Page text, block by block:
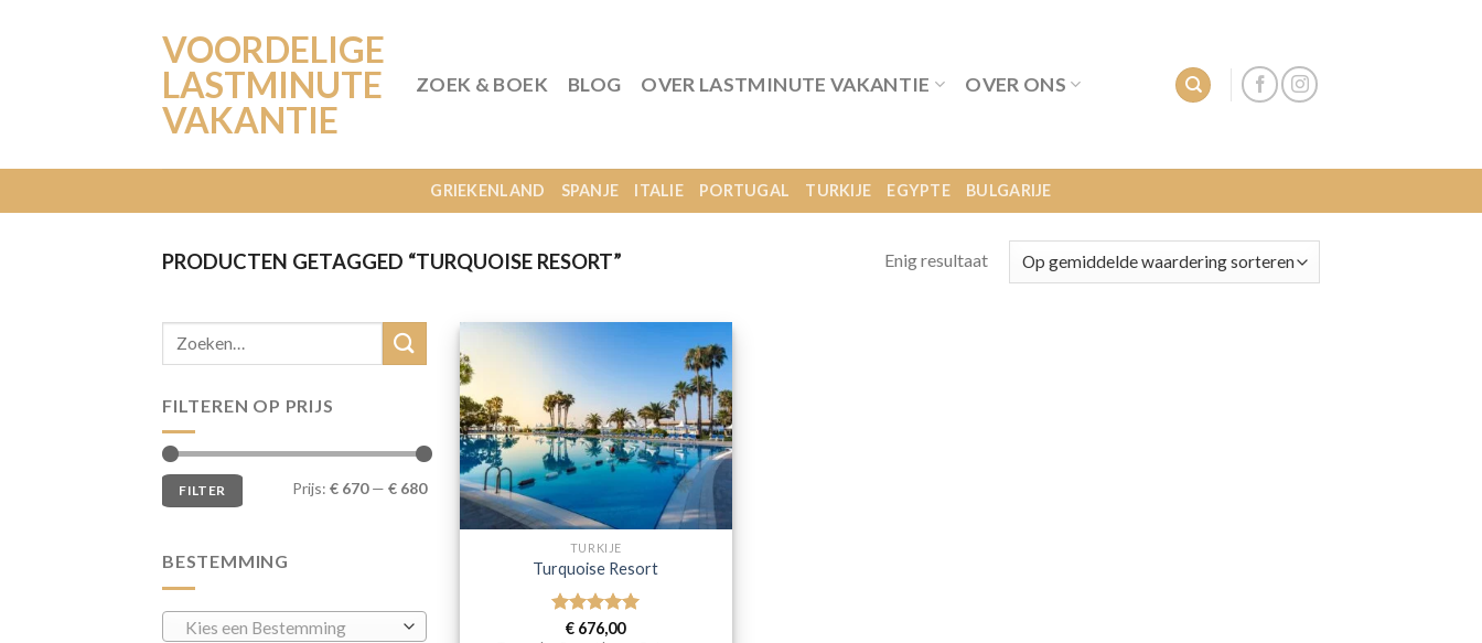
VOORDELIGE
LASTMINUTE
VAKANTIE
ZOEK & BOEK BLOG OVER LASTMINUTE VAKANTIE OVER ONS
GRIEKENLAND SPANJE ITALIE PORTUGAL TURKIJE EGYPTE BULGARIJE
PRODUCTEN GETAGGED “TURQUOISE RESORT” Enig resultaat
FILTEREN OP PRIJS
Min.
prijs
Max.
prijsFILTER Prijs: € 670— € 680
BESTEMMING
Kies een Bestemming
TURKIJE
Turquoise Resort
Gewaardeerd
€ 676,00